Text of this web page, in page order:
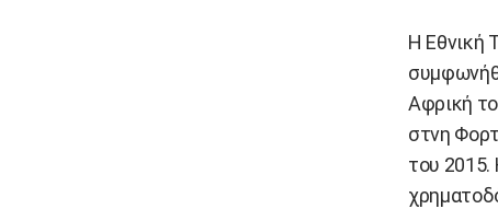
Η Εθνική
Αφρική
στνη
του 2015.